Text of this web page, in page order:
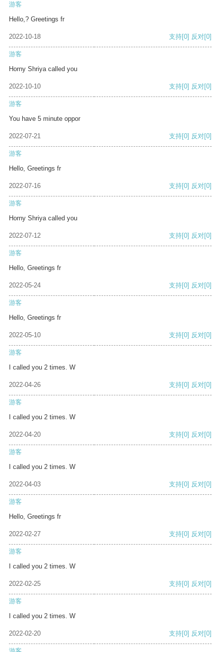
游客
Hello,? Greetings fr
2022-10-18 支持[0] 反对[0]
游客
Horny Shriya called you
2022-10-10 支持[0] 反对[0]
游客
You have 5 minute oppor
2022-07-21 支持[0] 反对[0]
游客
Hello, Greetings fr
2022-07-16 支持[0] 反对[0]
游客
Horny Shriya called you
2022-07-12 支持[0] 反对[0]
游客
Hello, Greetings fr
2022-05-24 支持[0] 反对[0]
游客
Hello, Greetings fr
2022-05-10 支持[0] 反对[0]
游客
I called you 2 times. W
2022-04-26 支持[0] 反对[0]
游客
I called you 2 times. W
2022-04-20 支持[0] 反对[0]
游客
I called you 2 times. W
2022-04-03 支持[0] 反对[0]
游客
Hello, Greetings fr
2022-02-27 支持[0] 反对[0]
游客
I called you 2 times. W
2022-02-25 支持[0] 反对[0]
游客
I called you 2 times. W
2022-02-20 支持[0] 反对[0]